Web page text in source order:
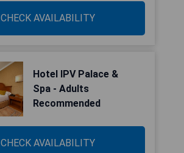
CHECK AVAILABILITY
Hotel IPV Palace &
Spa - Adults
Recommended
CHECK AVAILABILITY